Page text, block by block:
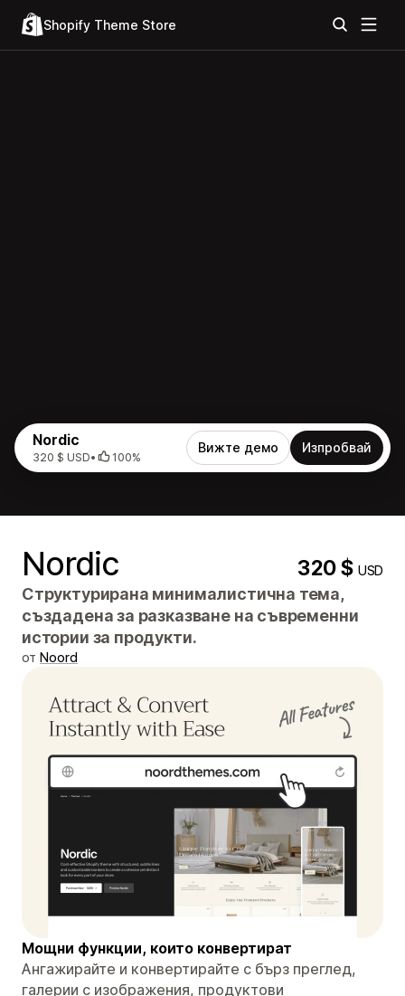
Shopify Theme Store
Nordic
320 $ USD• 100%
Вижте демо Изпробвай
Nordic 320 $USD
Структурирана минималистична тема,
създадена за разказване на съвременни
истории за продукти.
от Noord
Мощни функции, които конвертират
Ангажирайте и конвертирайте с бърз преглед,
галерии с изображения, продуктови